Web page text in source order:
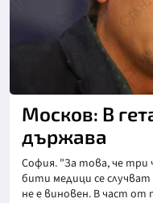
Москов: В
държава
София. "За това, че
бити медици се
не е виновен. В част